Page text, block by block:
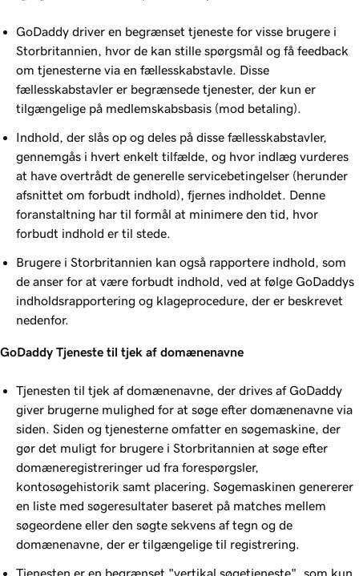
GoDaddy driver en begrænset tjeneste for visse brugere i
Storbritannien, hvor de kan stille spørgsmål og få feedback
om tjenesterne via en fællesskabstavle. Disse
fællesskabstavler er begrænsede tjenester, der kun er
tilgængelige på medlemskabsbasis (mod betaling).
Indhold, der slås op og deles på disse fællesskabstavler,
gennemgås i hvert enkelt tilfælde, og hvor indlæg vurderes
at have overtrådt de generelle servicebetingelser (herunder
afsnittet om forbudt indhold), fjernes indholdet. Denne
foranstaltning har til formål at minimere den tid, hvor
forbudt indhold er til stede.
Brugere i Storbritannien kan også rapportere indhold, som
de anser for at være forbudt indhold, ved at følge GoDaddys
indholdsrapportering og klageprocedure, der er beskrevet
nedenfor.
GoDaddy Tjeneste til tjek af domænenavne
Tjenesten til tjek af domænenavne, der drives af GoDaddy
giver brugerne mulighed for at søge efter domænenavne via
siden. Siden og tjenesterne omfatter en søgemaskine, der
gør det muligt for brugere i Storbritannien at søge efter
domæneregistreringer ud fra forespørgsler,
kontosøgehistorik samt placering. Søgemaskinen genererer
en liste med søgeresultater baseret på matches mellem
søgeordene eller den søgte sekvens af tegn og de
domænenavne, der er tilgængelige til registrering.
Tjenesten er en begrænset "vertikal søgetjeneste", som kun